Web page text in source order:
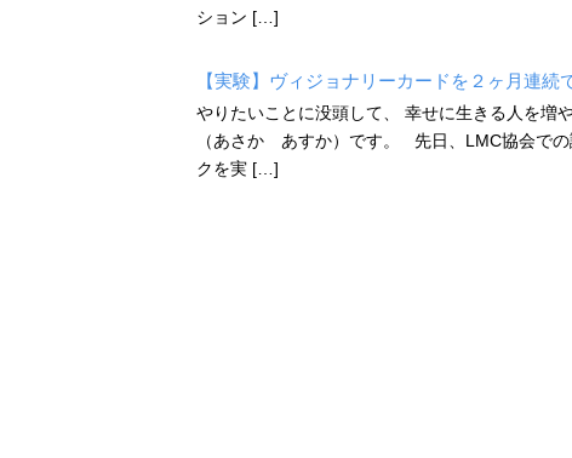
ション […]
【実験】ヴィジョナリーカードを２ヶ月連続
やりたいことに没頭して、 幸せに生きる人を増
（あさか あすか）です。 先日、LMC協会で
クを実 […]